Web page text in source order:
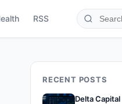
RSS
RECENT POSTS
Delta